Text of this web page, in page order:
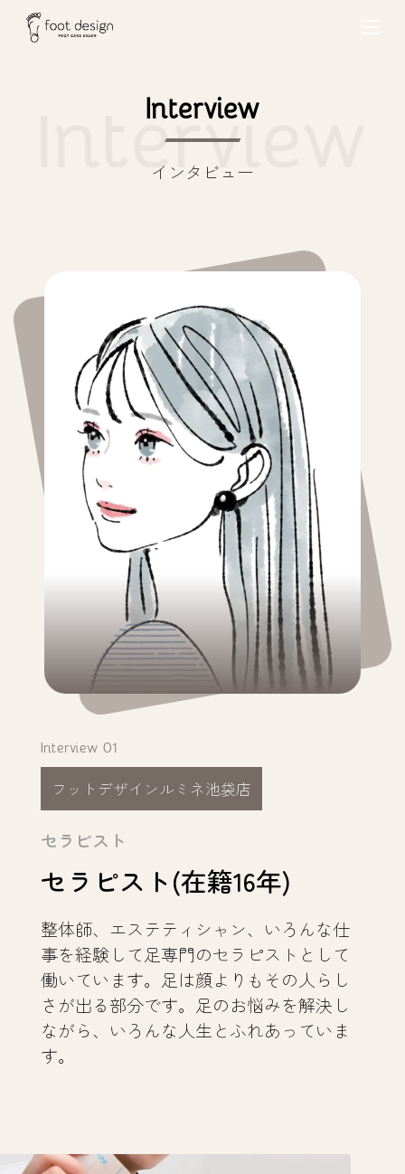
Interview
インタビュー
Interview 01
フットデザインルミネ池袋店
セラピスト
セラピスト(在籍16年)
整体師、エステティシャン、いろんな仕
事を経験して足専門のセラピストとして
働いています。足は顔よりもその人らし
さが出る部分です。足のお悩みを解決し
ながら、いろんな人生とふれあっていま
す。